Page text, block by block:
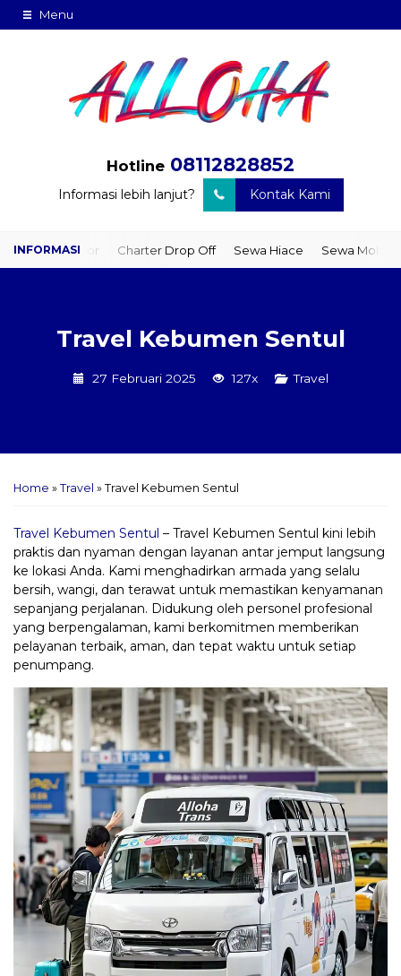
Menu
Hotline 08112828852
Informasi lebih lanjut? Kontak Kami
Door Charter Drop Off Sewa Hiace Sewa Mobil Plus Driver
Travel Kebumen Sentul
27 Februari 2025 127x Travel
Home » Travel » Travel Kebumen Sentul
Travel Kebumen Sentul – Travel Kebumen Sentul kini lebih
praktis dan nyaman dengan layanan antar jemput langsung
ke lokasi Anda. Kami menghadirkan armada yang selalu
bersih, wangi, dan terawat untuk memastikan kenyamanan
sepanjang perjalanan. Didukung oleh personel profesional
yang berpengalaman, kami berkomitmen memberikan
pelayanan terbaik, aman, dan tepat waktu untuk setiap
penumpang.